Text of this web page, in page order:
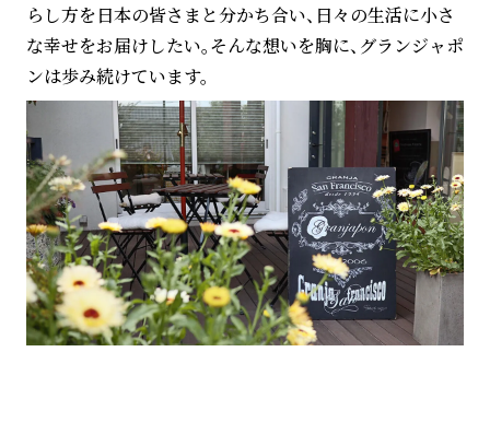
らし方を日本の皆さまと分かち合い、日々の生活に小さ
な幸せをお届けしたい。そんな想いを胸に、グランジャポ
ンは歩み続けています。